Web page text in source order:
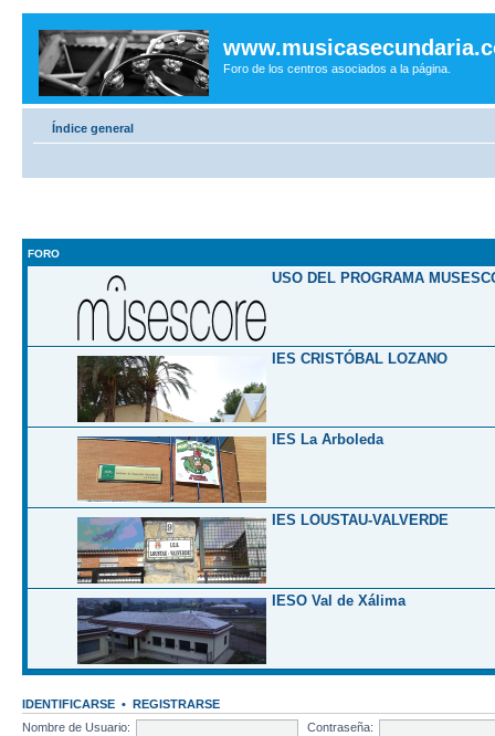
Foro de los centros asociados a la página.
Índice general
FORO
USO DEL PROGRAMA
IES CRISTÓBAL LOZANO
IES La Arboleda
IES LOUSTAU-VALVERDE
IESO Val de Xálima
IDENTIFICARSE • REGISTRARSE
Nombre de Usuario:
Contraseña: